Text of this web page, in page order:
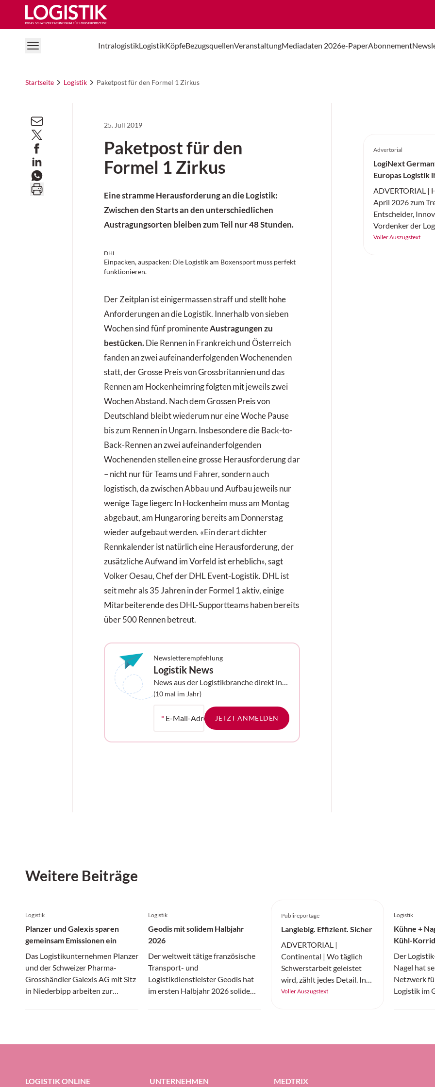
Logistik Online
IntralogistikLogistikKöpfeBezugsquellenVeranstaltungMediadaten 2026e-PaperAbonnement
Startseite Logistik Paketpost für den Formel 1 Zirkus
25. Juli 2019
Paketpost für den
Formel 1 Zirkus
Eine stramme Herausforderung an die Logistik:
Zwischen den Starts an den unterschiedlichen
Austragungsorten bleiben zum Teil nur 48 Stunden.
DHL
Einpacken, auspacken: Die Logistik am Boxensport muss perfekt
funktionieren.
Der Zeitplan ist einigermassen straff und stellt hohe
Anforderungen an die Logistik. Innerhalb von sieben
Wochen sind fünf prominenteAustragungen zu
bestücken. Die Rennen in Frankreich und Österreich
fanden an zwei aufeinanderfolgenden Wochenenden
statt, der Grosse Preis von Grossbritannien und das
Rennen am Hockenheimring folgten mit jeweils zwei
Wochen Abstand. Nach dem Grossen Preis von
Deutschland bleibt wiederum nur eine Woche Pause
bis zum Rennen in Ungarn. Insbesondere die Back-to-
Back-Rennen an zwei aufeinanderfolgenden
Wochenenden stellen eine grosse Herausforderung dar
– nicht nur für Teams und Fahrer, sondern auch
logistisch, da zwischen Abbau und Aufbau jeweils nur
wenige Tage liegen: In Hockenheim muss am Montag
abgebaut, am Hungaroring bereits am Donnerstag
wieder aufgebaut werden. «Ein derart dichter
Rennkalender ist natürlich eine Herausforderung, der
zusätzliche Aufwand im Vorfeld ist erheblich», sagt
Volker Oesau, Chef der DHL Event-Logistik. DHL ist
seit mehr als 35 Jahren in der Formel 1 aktiv, einige
Mitarbeiterende des DHL-Supportteams haben bereits
über 500 Rennen betreut.
Newsletterempfehlung
Logistik News
News aus der Logistikbranche direkt in
Ihrem Postfach
(10 mal im Jahr)
* E-Mail-AdresseJETZT ANMELDEN
Advertorial
LogiNext
Europas Logistik
zündet
ADVERTORIAL |
April 2026 zum
Entscheider,
Vordenker der
der LogiNext
Voller Auszugstext
Weitere Beiträge
Logistik
Planzer und Galexis sparen
gemeinsam Emissionen ein
Das Logistikunternehmen Planzer
und der Schweizer Pharma-
Grosshändler Galexis AG mit Sitz
in Niederbipp arbeiten zur
Logistik
Geodis mit solidem Halbjahr
2026
Der weltweit tätige französische
Transport- und
Logistikdienstleister Geodis hat
im ersten Halbjahr 2026 solide
Prozent im ersten Halbjahr 2025)
Publireportage
Langlebig. Effizient. Sicher
ADVERTORIAL |
Continental | Wo täglich
Schwerstarbeit geleistet
wird, zählt jedes Detail. In
Fertigung, Bau oder Logistik
jedem Untergrund.
Voller Auszugstext
Logistik
Kühne +
Kühl-
Der
Nagel hat
Netzwerk
Logistik im
LOGISTIK ONLINE UNTERNEHMEN MEDTRIX